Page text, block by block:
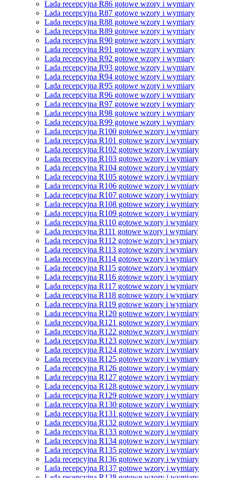
Lada recepcyjna R86 gotowe wzory i wymiary
Lada recepcyjna R87 gotowe wzory i wymiary
Lada recepcyjna R88 gotowe wzory i wymiary
Lada recepcyjna R89 gotowe wzory i wymiary
Lada recepcyjna R90 gotowe wzory i wymiary
Lada recepcyjna R91 gotowe wzory i wymiary
Lada recepcyjna R92 gotowe wzory i wymiary
Lada recepcyjna R93 gotowe wzory i wymiary
Lada recepcyjna R94 gotowe wzory i wymiary
Lada recepcyjna R95 gotowe wzory i wymiary
Lada recepcyjna R96 gotowe wzory i wymiary
Lada recepcyjna R97 gotowe wzory i wymiary
Lada recepcyjna R98 gotowe wzory i wymiary
Lada recepcyjna R99 gotowe wzory i wymiary
Lada recepcyjna R100 gotowe wzory i wymiary
Lada recepcyjna R101 gotowe wzory i wymiary
Lada recepcyjna R102 gotowe wzory i wymiary
Lada recepcyjna R103 gotowe wzory i wymiary
Lada recepcyjna R104 gotowe wzory i wymiary
Lada recepcyjna R105 gotowe wzory i wymiary
Lada recepcyjna R106 gotowe wzory i wymiary
Lada recepcyjna R107 gotowe wzory i wymiary
Lada recepcyjna R108 gotowe wzory i wymiary
Lada recepcyjna R109 gotowe wzory i wymiary
Lada recepcyjna R110 gotowe wzory i wymiary
Lada recepcyjna R111 gotowe wzory i wymiary
Lada recepcyjna R112 gotowe wzory i wymiary
Lada recepcyjna R113 gotowe wzory i wymiary
Lada recepcyjna R114 gotowe wzory i wymiary
Lada recepcyjna R115 gotowe wzory i wymiary
Lada recepcyjna R116 gotowe wzory i wymiary
Lada recepcyjna R117 gotowe wzory i wymiary
Lada recepcyjna R118 gotowe wzory i wymiary
Lada recepcyjna R119 gotowe wzory i wymiary
Lada recepcyjna R120 gotowe wzory i wymiary
Lada recepcyjna R121 gotowe wzory i wymiary
Lada recepcyjna R122 gotowe wzory i wymiary
Lada recepcyjna R123 gotowe wzory i wymiary
Lada recepcyjna R124 gotowe wzory i wymiary
Lada recepcyjna R125 gotowe wzory i wymiary
Lada recepcyjna R126 gotowe wzory i wymiary
Lada recepcyjna R127 gotowe wzory i wymiary
Lada recepcyjna R128 gotowe wzory i wymiary
Lada recepcyjna R129 gotowe wzory i wymiary
Lada recepcyjna R130 gotowe wzory i wymiary
Lada recepcyjna R131 gotowe wzory i wymiary
Lada recepcyjna R132 gotowe wzory i wymiary
Lada recepcyjna R133 gotowe wzory i wymiary
Lada recepcyjna R134 gotowe wzory i wymiary
Lada recepcyjna R135 gotowe wzory i wymiary
Lada recepcyjna R136 gotowe wzory i wymiary
Lada recepcyjna R137 gotowe wzory i wymiary